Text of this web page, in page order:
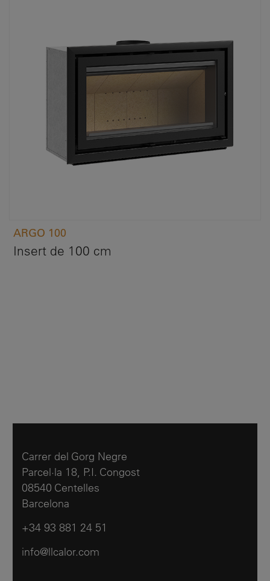
ARGO 100
Insert de 100 cm
Carrer del Gorg Negre
Parcel·la 18, P.I. Congost
08540 Centelles
Barcelona
+34 93 881 24 51
info@llcalor.com